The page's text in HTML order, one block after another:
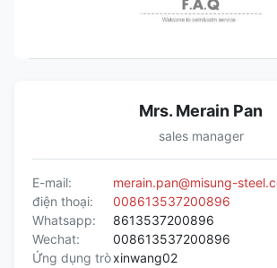
Mrs. Merain Pan
sales manager
E-mail:
merain.pan@misung-
điện thoại:
008613537200896
Whatsapp:
8613537200896
Wechat:
008613537200896
Ứng dụng tròxinwang02